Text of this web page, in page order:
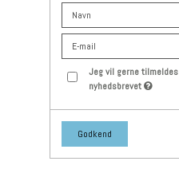
Jeg vil gerne tilmeldes
nyhedsbrevet
Godkend